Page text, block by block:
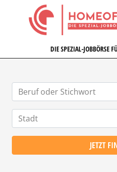
DIE SPEZIAL-JOBBÖRSE
JETZT